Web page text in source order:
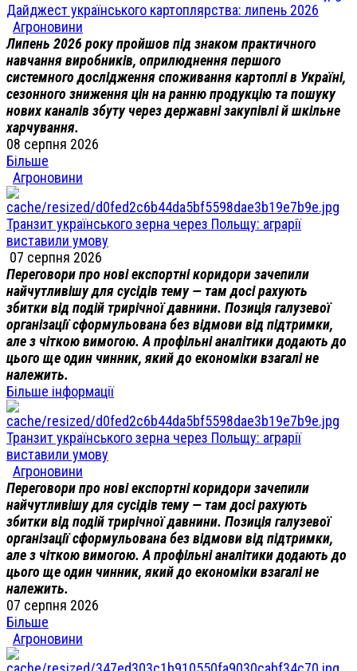
Дайджест українського картоплярства: липень 2026
Агроновини
Липень 2026 року пройшов під знаком практичного
навчання виробників, оприлюднення першого
системного дослідження споживання картоплі в Україні,
сезонного зниження цін на ранню продукцію та пошуку
нових каналів збуту через державні закупівлі й шкільне
харчування.
08 серпня 2026
Більше
Агроновини
Транзит українського зерна через Польщу: аграрії
виставили умову
07 серпня 2026
Переговори про нові експортні коридори зачепили
найчутливішу для сусідів тему — там досі рахують
збитки від подій трирічної давнини. Позиція галузевої
організації сформульована без відмови від підтримки,
але з чіткою вимогою. А профільні аналітики додають до
цього ще один чинник, який до економіки взагалі не
належить.
Більше інформації
Транзит українського зерна через Польщу: аграрії
виставили умову
Агроновини
Переговори про нові експортні коридори зачепили
найчутливішу для сусідів тему — там досі рахують
збитки від подій трирічної давнини. Позиція галузевої
організації сформульована без відмови від підтримки,
але з чіткою вимогою. А профільні аналітики додають до
цього ще один чинник, який до економіки взагалі не
належить.
07 серпня 2026
Більше
Агроновини